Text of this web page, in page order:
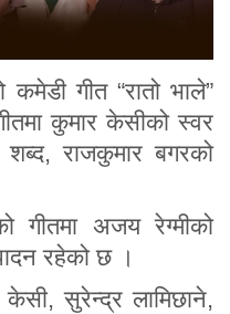
गीत “रातो भाले”
कुमार केसीको स्वर
राजकुमार बगरको
गीतमा अजय रेग्मीको
रहेको छ ।
केसी, सुरेन्द्र लामिछाने,